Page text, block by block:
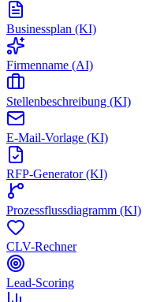
Businessplan (KI)
Firmenname (AI)
Stellenbeschreibung (KI)
E-Mail-Vorlage (KI)
RFP-Generator (KI)
Prozessflussdiagramm (KI)
CLV-Rechner
Lead-Scoring